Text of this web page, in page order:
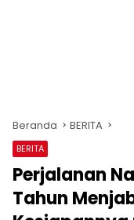
Beranda BERITA
BERITA
Perjalanan
Tahun